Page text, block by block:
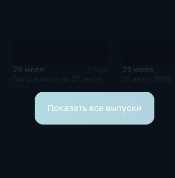
26 июля 25 июля
Показать все выпуски